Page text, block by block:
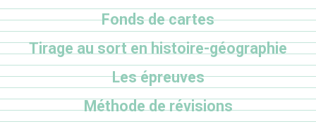
Fonds de cartes
Tirage au sort en histoire-géographie
Les épreuves
Méthode de révisions